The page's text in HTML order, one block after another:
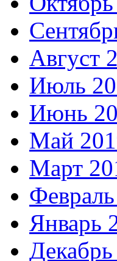
Август
Июль
Июнь
Май
Март
Январь